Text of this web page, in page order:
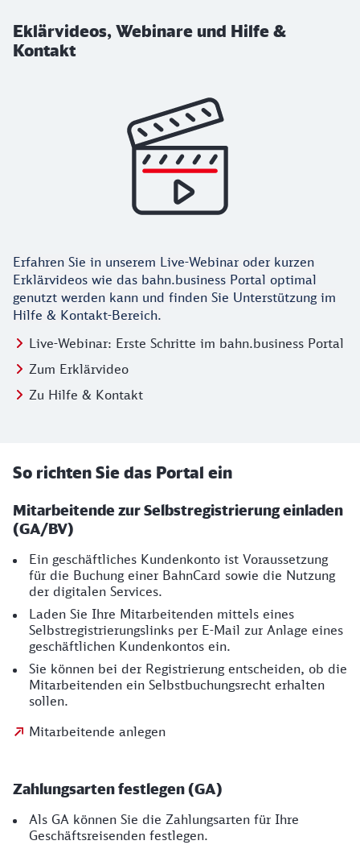
Eklärvideos, Webinare und Hilfe &
Kontakt
Erfahren Sie in unserem Live-Webinar oder kurzen
Erklärvideos wie das bahn.business Portal optimal
genutzt werden kann und finden Sie Unterstützung im
Hilfe & Kontakt-Bereich.
Live-Webinar: Erste Schritte im bahn.business Portal
Zum Erklärvideo
Zu Hilfe & Kontakt
So richten Sie das Portal ein
Mitarbeitende zur Selbstregistrierung einladen
(GA/BV)
Ein geschäftliches Kundenkonto ist Voraussetzung
für die Buchung einer BahnCard sowie die Nutzung
der digitalen Services.
Laden Sie Ihre Mitarbeitenden mittels eines
Selbstregistrierungslinks per E-Mail zur Anlage eines
geschäftlichen Kundenkontos ein.
Sie können bei der Registrierung entscheiden, ob die
Mitarbeitenden ein Selbstbuchungsrecht erhalten
sollen.
Mitarbeitende anlegen
Zahlungsarten festlegen (GA)
Als GA können Sie die Zahlungsarten für Ihre
Geschäftsreisenden festlegen.